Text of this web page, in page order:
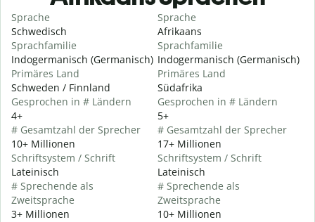
Sprache
Schwedisch
Sprachfamilie
Indogermanisch (Germanisch)
Primäres Land
Schweden / Finnland
Gesprochen in # Ländern
4+
# Gesamtzahl der Sprecher
10+ Millionen
Schriftsystem / Schrift
Lateinisch
# Sprechende als
Zweitsprache
3+ Millionen
Sprache
Afrikaans
Sprachfamilie
Indogermanisch (Germanisch)
Primäres Land
Südafrika
Gesprochen in # Ländern
5+
# Gesamtzahl der Sprecher
17+ Millionen
Schriftsystem / Schrift
Lateinisch
# Sprechende als
Zweitsprache
10+ Millionen